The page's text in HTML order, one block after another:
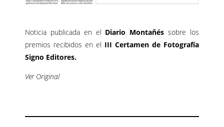
Noticia publicada en el Diario Montañéssobre los
premios recibidos en el III Certamen de Fotografía
Signo Editores.
Ver Original